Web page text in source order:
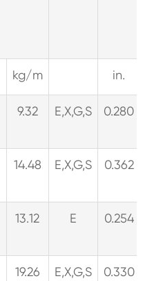
kg/m in.
9.32 E,X,G,S 0.280
14.48 E,X,G,S 0.362
13.12 E 0.254
19.26 E,X,G,S 0.330